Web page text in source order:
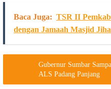
Baca Juga: TSR II
dengan Jamaah Masjid
Gubernur Sumbar
ALS Padang Panjang